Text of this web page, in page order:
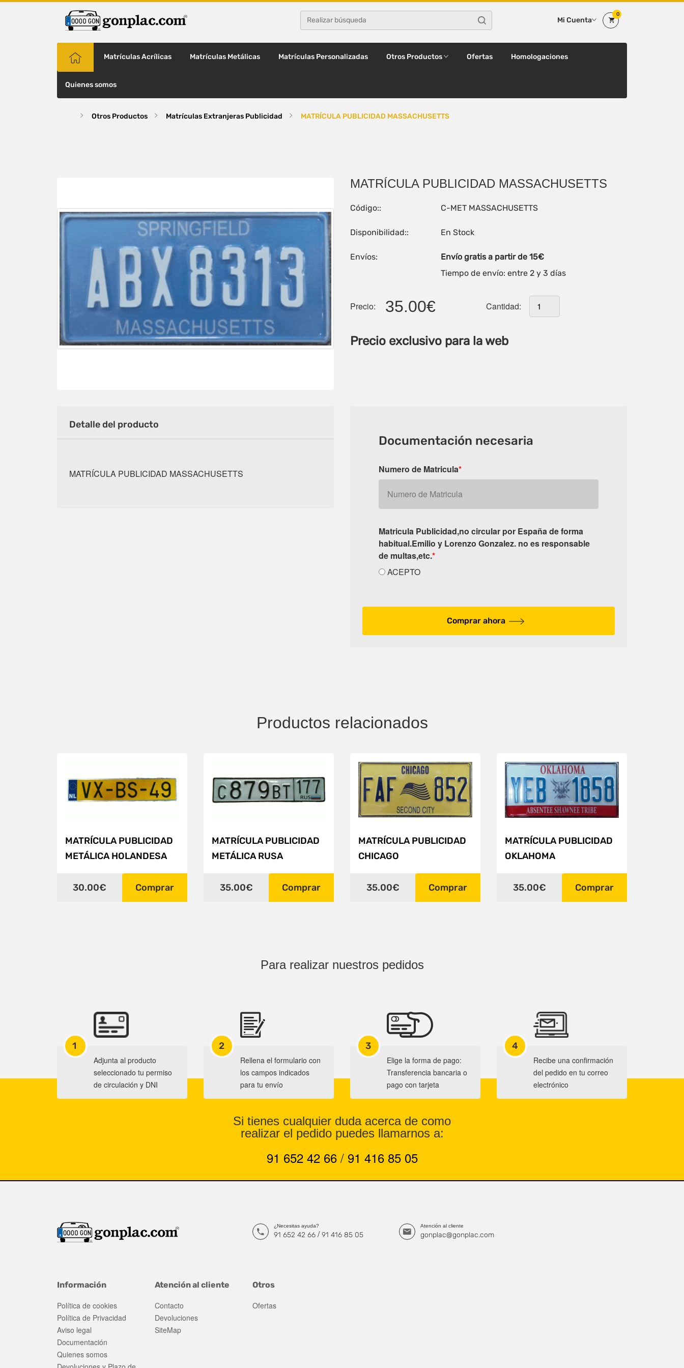
Mi Cuenta
0
Matrículas Acrílicas Matrículas Metálicas Matrículas Personalizadas Otros Productos Ofertas Homologaciones
Quienes somos
Otros Productos Matrículas Extranjeras Publicidad MATRÍCULA PUBLICIDAD MASSACHUSETTS
MATRÍCULA PUBLICIDAD MASSACHUSETTS
Código:: C-MET MASSACHUSETTS
Disponibilidad:: En Stock
Envíos:
Envío gratis a partir de 15€
Tiempo de envío: entre 2 y 3 días
Precio: 35.00€ Cantidad:
Precio exclusivo para la web
Detalle del producto
MATRÍCULA PUBLICIDAD MASSACHUSETTS
Documentación necesaria
Numero de Matricula*
Matricula Publicidad,no circular por España de forma
habitual.Emilio y Lorenzo Gonzalez. no es responsable
de multas,etc.*
ACEPTO
Comprar ahora
Productos relacionados
MATRÍCULA PUBLICIDAD
METÁLICA HOLANDESA
30.00€ Comprar
MATRÍCULA PUBLICIDAD
METÁLICA RUSA
35.00€ Comprar
MATRÍCULA PUBLICIDAD
CHICAGO
35.00€ Comprar
MATRÍCULA PUBLICIDAD
OKLAHOMA
35.00€ Comprar
Para realizar nuestros pedidos
1
Adjunta al producto
seleccionado tu permiso
de circulación y DNI
2
Rellena el formulario con
los campos indicados
para tu envío
3
Elige la forma de pago:
Transferencia bancaria o
pago con tarjeta
4
Recibe una confirmación
del pedido en tu correo
electrónico
Si tienes cualquier duda acerca de como
realizar el pedido puedes llamarnos a:
91 652 42 66 / 91 416 85 05
¿Necesitas ayuda?
91 652 42 66 / 91 416 85 05
Atención al cliente
gonplac@gonplac.com
Información
Política de cookies
Política de Privacidad
Aviso legal
Documentación
Quienes somos
Atención al cliente
Contacto
Devoluciones
SiteMap
Otros
Ofertas